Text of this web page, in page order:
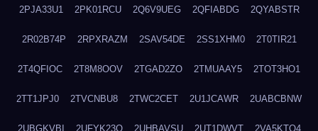
2PJA33U1 2PK01RCU 2Q6V9UEG 2QFIABDG 2QYABSTR
2R02B74P 2RPXRAZM 2SAV54DE 2SS1XHM0 2T0TIR21
2T4QFIOC 2T8M8OOV 2TGAD2ZO 2TMUAAY5 2TOT3HO1
2TT1JPJ0 2TVCNBU8 2TWC2CET 2U1JCAWR 2UABCBNW
2UBGKVBI 2UFYK23Q 2UHBAVSU 2UT1DWVT 2VA5KTQ4